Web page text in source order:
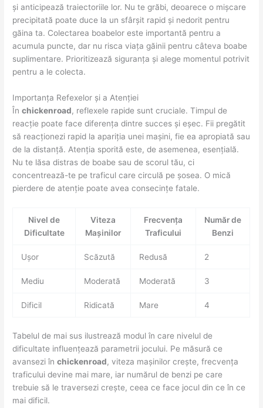
și anticipează traiectoriile lor. Nu te grăbi, deoarece o mișcare
precipitată poate duce la un sfârșit rapid și nedorit pentru
găina ta. Colectarea boabelor este importantă pentru a
acumula puncte, dar nu risca viața găinii pentru câteva boabe
suplimentare. Prioritizează siguranța și alege momentul potrivit
pentru a le colecta.
Importanța Refexelor și a Atenției
Închickenroad, reflexele rapide sunt cruciale. Timpul de
reacție poate face diferența dintre succes și eșec. Fii pregătit
să reacționezi rapid la apariția unei mașini, fie ea apropiată sau
de la distanță. Atenția sporită este, de asemenea, esențială.
Nu te lăsa distras de boabe sau de scorul tău, ci
concentrează-te pe traficul care circulă pe șosea. O mică
pierdere de atenție poate avea consecințe fatale.
Nivel de
Dificultate
Viteza
Mașinilor
Frecvența
Traficului
Număr de
Benzi
Ușor Scăzută Redusă 2
Mediu Moderată Moderată 3
Dificil Ridicată Mare 4
Tabelul de mai sus ilustrează modul în care nivelul de
dificultate influențează parametrii jocului. Pe măsură ce
avansezi închickenroad, viteza mașinilor crește, frecvența
traficului devine mai mare, iar numărul de benzi pe care
trebuie să le traversezi crește, ceea ce face jocul din ce în ce
mai dificil.